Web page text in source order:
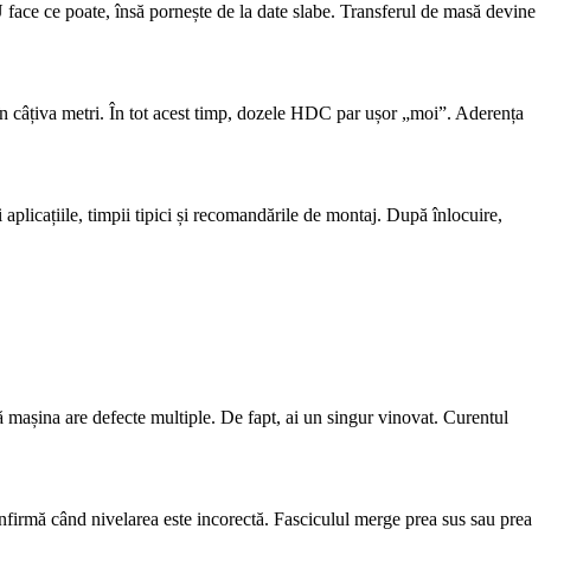
ce poate, însă pornește de la date slabe. Transferul de masă devine
câțiva metri. În tot acest timp, dozele HDC par ușor „moi”. Aderența
aplicațiile, timpii tipici și recomandările de montaj. După înlocuire,
are defecte multiple. De fapt, ai un singur vinovat. Curentul
când nivelarea este incorectă. Fasciculul merge prea sus sau prea